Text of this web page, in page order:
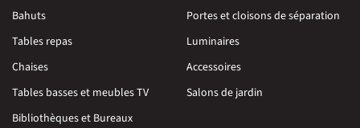
Bahuts
Tables repas
Chaises
Tables basses et meubles TV
Bibliothèques et Bureaux
Portes et cloisons de séparation
Luminaires
Accessoires
Salons de jardin